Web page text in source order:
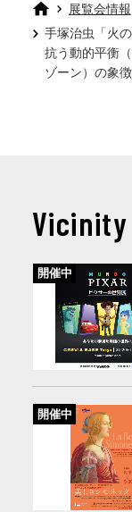
展覧会情報
手塚治虫「火
抗う動的平衡
ゾーン）の象徴
Vicinity
開催中
開催中